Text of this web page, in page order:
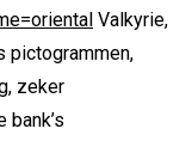
Valkyrie,
pictogrammen,
zeker